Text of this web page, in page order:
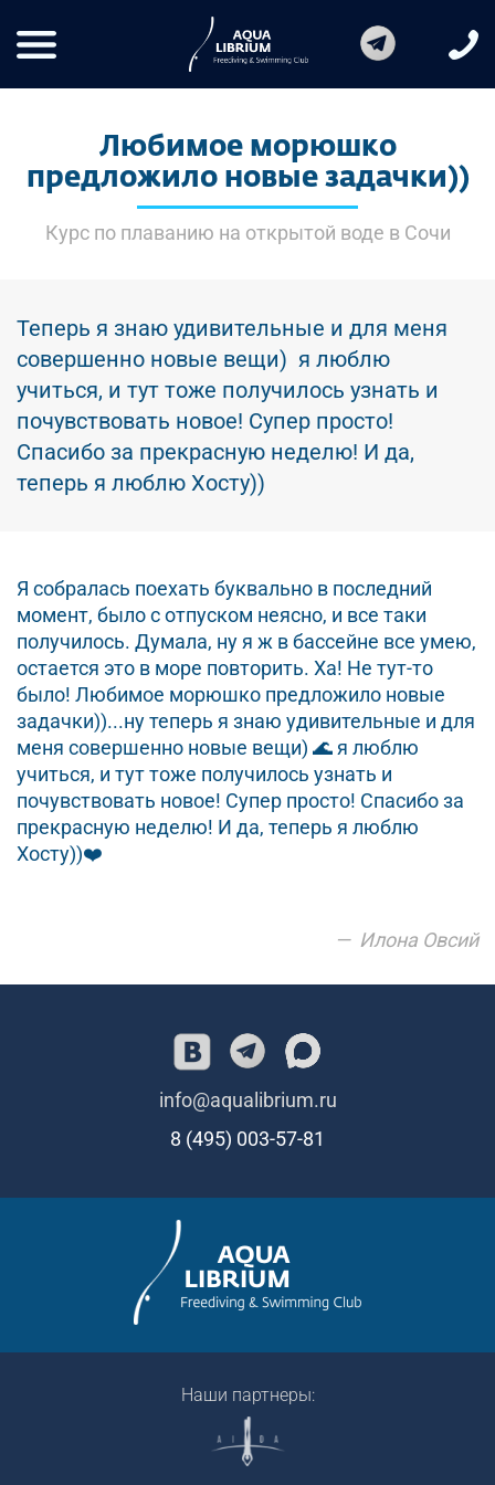
Любимое морюшко
предложило новые задачки))
Курс по плаванию на открытой воде в Сочи
Теперь я знаю удивительные и для меня
совершенно новые вещи) я люблю
учиться, и тут тоже получилось узнать и
почувствовать новое! Супер просто!
Спасибо за прекрасную неделю! И да,
теперь я люблю Хосту))
Я собралась поехать буквально в последний
момент, было с отпуском неясно, и все таки
получилось. Думала, ну я ж в бассейне все умею,
остается это в море повторить. Ха! Не тут-то
было! Любимое морюшко предложило новые
задачки))...ну теперь я знаю удивительные и для
меня совершенно новые вещи) 🌊 я люблю
учиться, и тут тоже получилось узнать и
почувствовать новое! Супер просто! Спасибо за
прекрасную неделю! И да, теперь я люблю
Хосту))❤️
Илона Овсий
info@aqualibrium.ru
8 (495) 003-57-81
Наши партнеры: